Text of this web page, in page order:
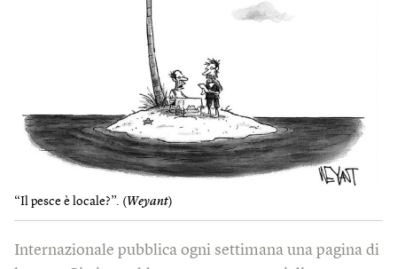
“Il pesce è locale?”. ( Weyant)
Internazionale pubblica ogni settimana una pagina di